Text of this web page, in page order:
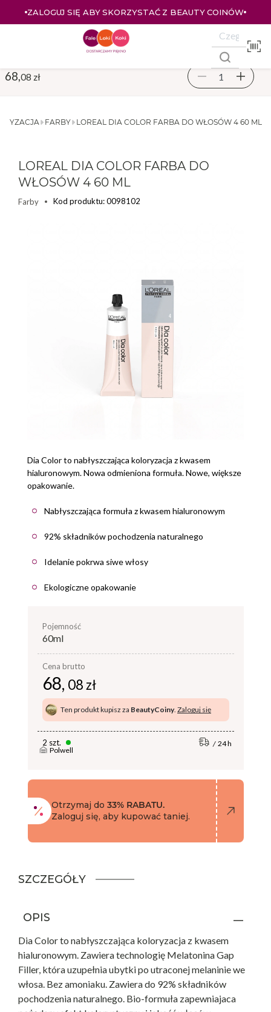
ZALOGUJ SIĘ ABY SKORZYSTAĆ Z BEAUTY COINÓW
LOREAL DIA COLOR FARBA DO WŁOSÓW 4 60 ML
FARBY
LOREAL DIA COLOR FARBA DO
WŁOSÓW 4 60 ML
Farby Kod produktu: 0098102
Dia Color to nabłyszczająca koloryzacja z kwasem
hialuronowym. Nowa odmieniona formuła. Nowe, większe
opakowanie.
Nabłyszczająca formuła z kwasem hialuronowym
92% składników pochodzenia naturalnego
Idelanie pokrwa siwe włosy
Ekologiczne opakowanie
pojemność
60ml
Cena brutto
68, 08 zł
Ten produkt kupisz za BeautyCoiny. Zaloguj się
2 szt.
Polwell
24 h
68, 08 zł
Otrzymaj do 33% RABATU.
Zaloguj się, aby kupować taniej.
SZCZEGÓŁY
OPIS
Dia Color to nabłyszczająca koloryzacja z kwasem
hialuronowym. Zawiera technologię Melatonina Gap
Filler, która uzupełnia ubytki po utraconej melaninie we
włosa. Bez amoniaku. Zawiera do 92% składników
pochodzenia naturalnego. Bio-formuła zapewniajaca